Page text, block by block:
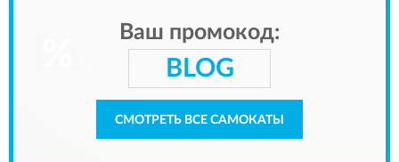
Ваш промокод:
BLOG
СМОТРЕТЬ ВСЕ САМОКАТЫ